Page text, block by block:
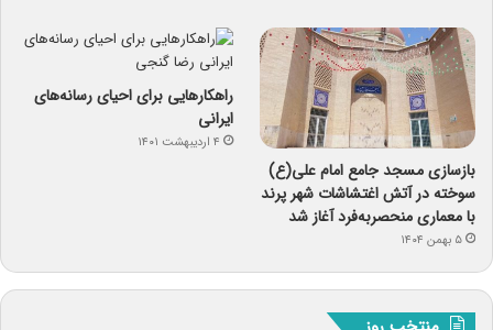
بازسازی مسجد جامع امام علی(ع)
سوخته در آتش اغتشاشات شهر پرند
با معماری منحصربه‌فرد آغاز شد
۵ بهمن ۱۴۰۴
راهکارهایی برای احیای رسانه‌های
ایرانی
۴ اردیبهشت ۱۴۰۱